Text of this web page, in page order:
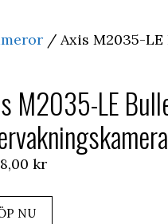
/ Axis M2035-
M2035-LE
kr
NU